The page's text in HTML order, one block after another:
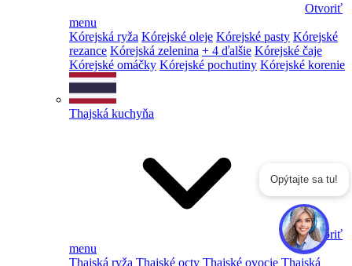
Otvoriť
menu
Kórejská ryža Kórejské oleje Kórejské pasty Kórejské
rezance Kórejská zelenina + 4 ďalšie Kórejské čaje
Kórejské omáčky Kórejské pochutiny Kórejské korenie
Thajská kuchyňa
Otvoriť
menu
Thajská ryža Thajské octy Thajské ovocie Thajská
Opýtajte sa tu!